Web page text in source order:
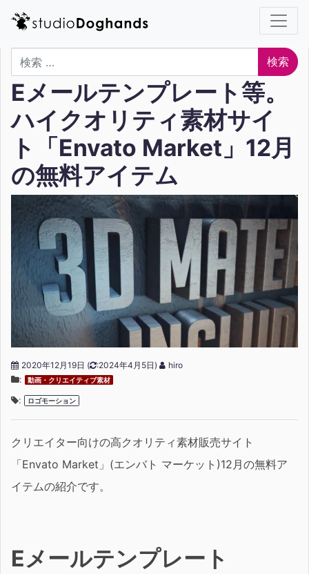
検索
Eメールテンプレート等。
ハイクオリティ素材サイ
ト「Envato Market」12月
の無料アイテム
2020年12月19日 ( :2024年4月5日)
hiro
:
動画・クリエイティブ素材
: ロゴモーション
クリエイター向けの高クオリティ素材販売サイト
「Envato Market」(エンバト マーケット)12月の無料ア
イテムの紹介です。
Eメールテンプレート